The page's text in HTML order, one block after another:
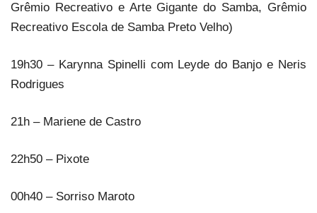
Grêmio Recreativo e Arte Gigante do Samba, Grêmio
Recreativo Escola de Samba Preto Velho)
19h30 – Karynna Spinelli com Leyde do Banjo e Neris
Rodrigues
21h – Mariene de Castro
22h50 – Pixote
00h40 – Sorriso Maroto